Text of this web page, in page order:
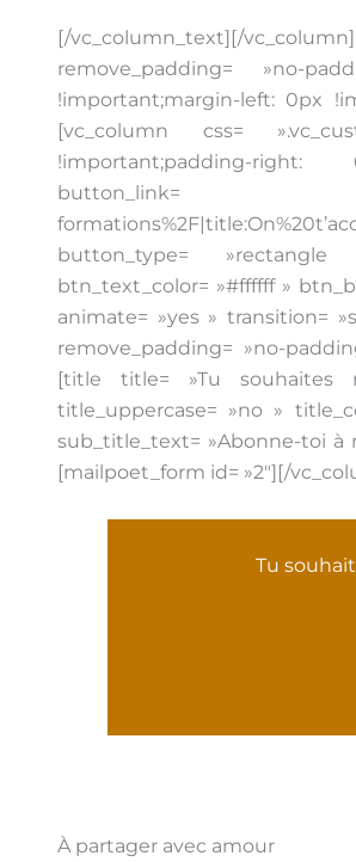
[/vc_column_text][/
remove_padding= »no-
!important;margin-left: 0px
[vc_column css=
!important;padding-
button_link=
button_type=
btn_text_color= »#ffffff »
animate= »yes » transition=
remove_padding= »no-
[title title= »Tu souhaites
title_uppercase= »no »
sub_title_text= »Abonne-toi à
[mailpoet_form id= »2″][/
Tu
À partager avec amour